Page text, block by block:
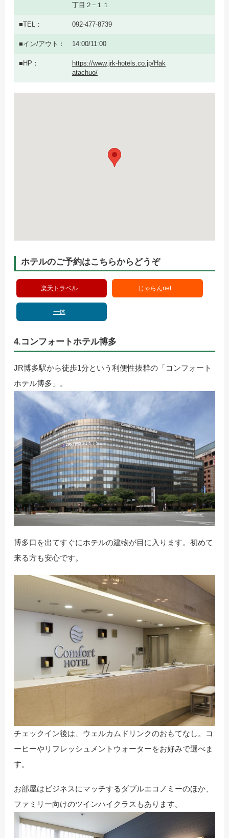
丁目２−１１
TEL 092-477-8739
イン/アウト 14:00/11:00
HP
https://www.jrk-hotels.co.jp/Hak
atachuo/
ホテルのご予約はこちらからどうぞ
楽天トラベル じゃらんnet
一休
4.コンフォートホテル博多
JR博多駅から徒歩1分という利便性抜群の「コンフォート
ホテル博多」。
博多口を出てすぐにホテルの建物が目に入ります。初めて
来る方も安心です。
チェックイン後は、ウェルカムドリンクのおもてなし。コ
ーヒーやリフレッシュメントウォーターをお好みで選べま
す。
お部屋はビジネスにマッチするダブルエコノミーのほか、
ファミリー向けのツインハイクラスもあります。